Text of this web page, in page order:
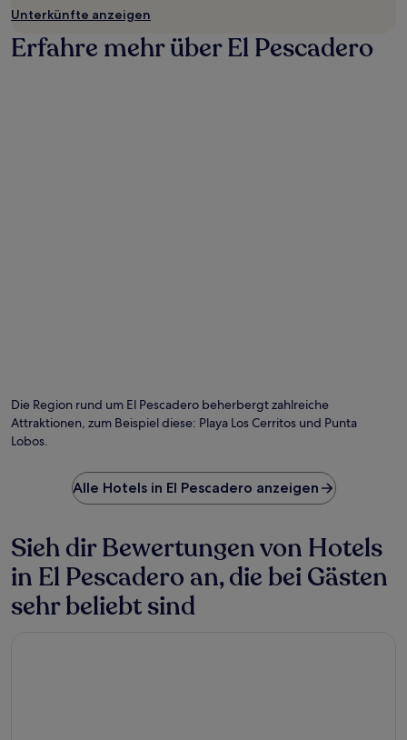
Unterkünfte anzeigen
Erfahre mehr über El Pescadero
Die Region rund um El Pescadero beherbergt zahlreiche
Attraktionen, zum Beispiel diese: Playa Los Cerritos und Punta
Lobos.
Alle Hotels in El Pescadero anzeigen
Sieh dir Bewertungen von Hotels
in El Pescadero an, die bei Gästen
sehr beliebt sind